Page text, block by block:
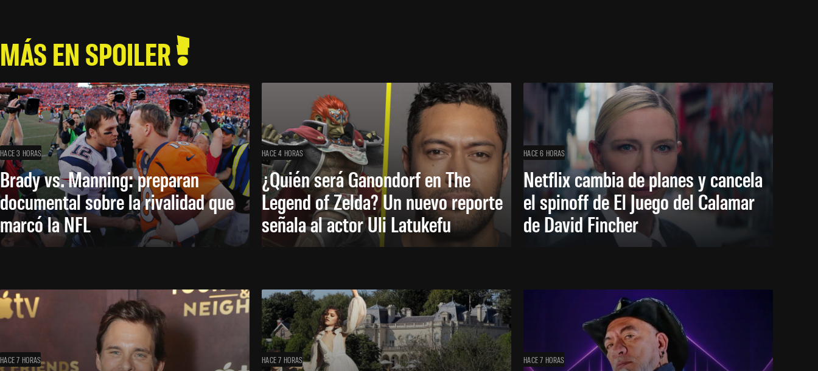
MÁS EN SPOILER
HACE 3 HORAS
Brady vs. Manning: preparan
documental sobre la rivalidad que
marcó la NFL
HACE 4 HORAS
¿Quién será Ganondorf en The
Legend of Zelda? Un nuevo reporte
señala al actor Uli Latukefu
HACE 6 HORAS
Netflix cambia de planes y cancela
el spinoff de El Juego del Calamar
de David Fincher
HACE 7 HORAS HACE 7 HORAS HACE 7 HORAS